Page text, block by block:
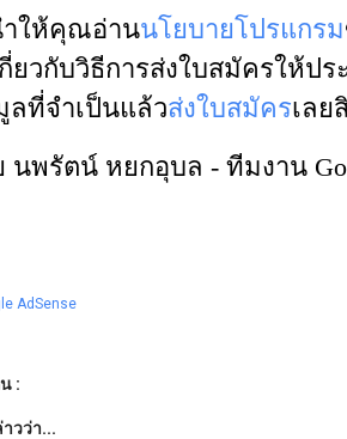
ำให้คุณอ่านนโยบายโปรแกรม
ยวกับวิธีการส่งใบสมัครให้ป
ที่จำเป็นแล้วส่งใบสมัครเลย
นพรัตน์ หยกอุบล - ทีมงาน
AdSense
:
าวว่า...